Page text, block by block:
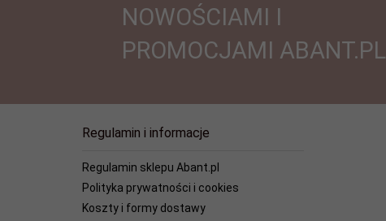
NOWOŚCIAMI I
PROMOCJAMI ABANT.PL
Regulamin i informacje
Regulamin sklepu Abant.pl
Polityka prywatności i cookies
Koszty i formy dostawy